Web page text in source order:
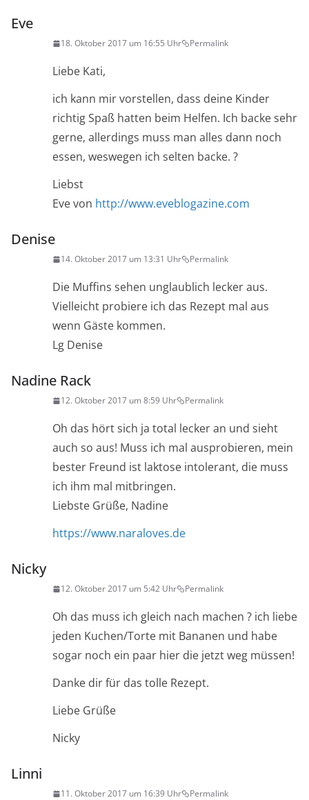
Eve
18. Oktober 2017 um 16:55 Uhr Permalink
Liebe Kati,
ich kann mir vorstellen, dass deine Kinder
richtig Spaß hatten beim Helfen. Ich backe sehr
gerne, allerdings muss man alles dann noch
essen, weswegen ich selten backe. ?
Liebst
Eve von http://www.eveblogazine.com
Denise
14. Oktober 2017 um 13:31 Uhr Permalink
Die Muffins sehen unglaublich lecker aus.
Vielleicht probiere ich das Rezept mal aus
wenn Gäste kommen.
Lg Denise
Nadine Rack
12. Oktober 2017 um 8:59 Uhr Permalink
Oh das hört sich ja total lecker an und sieht
auch so aus! Muss ich mal ausprobieren, mein
bester Freund ist laktose intolerant, die muss
ich ihm mal mitbringen.
Liebste Grüße, Nadine
https://www.naraloves.de
Nicky
12. Oktober 2017 um 5:42 Uhr Permalink
Oh das muss ich gleich nach machen ? ich liebe
jeden Kuchen/Torte mit Bananen und habe
sogar noch ein paar hier die jetzt weg müssen!
Danke dir für das tolle Rezept.
Liebe Grüße
Nicky
Linni
11. Oktober 2017 um 16:39 Uhr Permalink